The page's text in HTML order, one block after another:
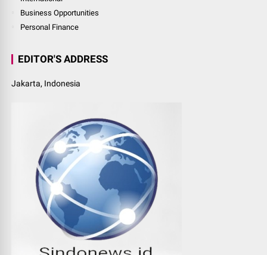
Business Opportunities
Personal Finance
EDITOR'S ADDRESS
Jakarta, Indonesia